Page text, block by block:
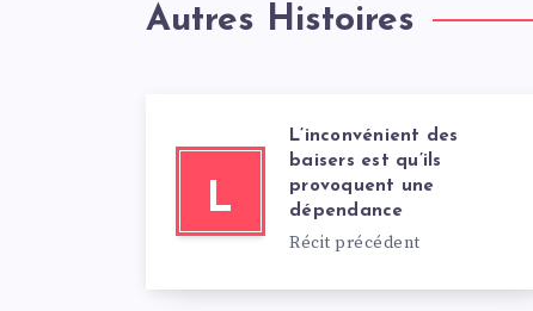
Autres Histoires
L
L’inconvénient des
baisers est qu’ils
provoquent une
dépendance
Récit précédent